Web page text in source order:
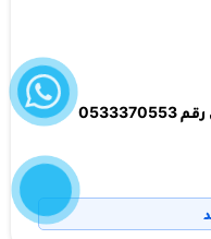
شغالة للتنازل من الكفيل اتصل على رقم 0533370553
واتساب
الآن